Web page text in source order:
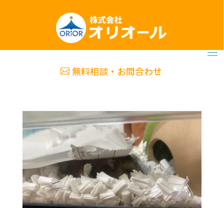
無料相談・お問合わせ